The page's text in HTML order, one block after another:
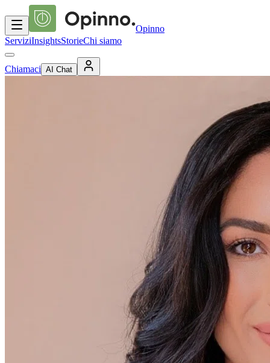
Opinno
ServiziInsightsStorieChi siamo
Chiamaci AI Chat